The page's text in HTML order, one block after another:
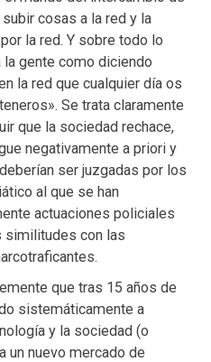
cosas a la red y la
la red. Y sobre todo lo
la gente como diciendo
la red que cualquier día os
Se trata claramente
que la sociedad rechace,
negativamente a priori y
ser juzgadas por los
al que se han
actuaciones policiales
similitudes con las
que tras 15 años de
sistemáticamente a
y la sociedad (o
un nuevo mercado de